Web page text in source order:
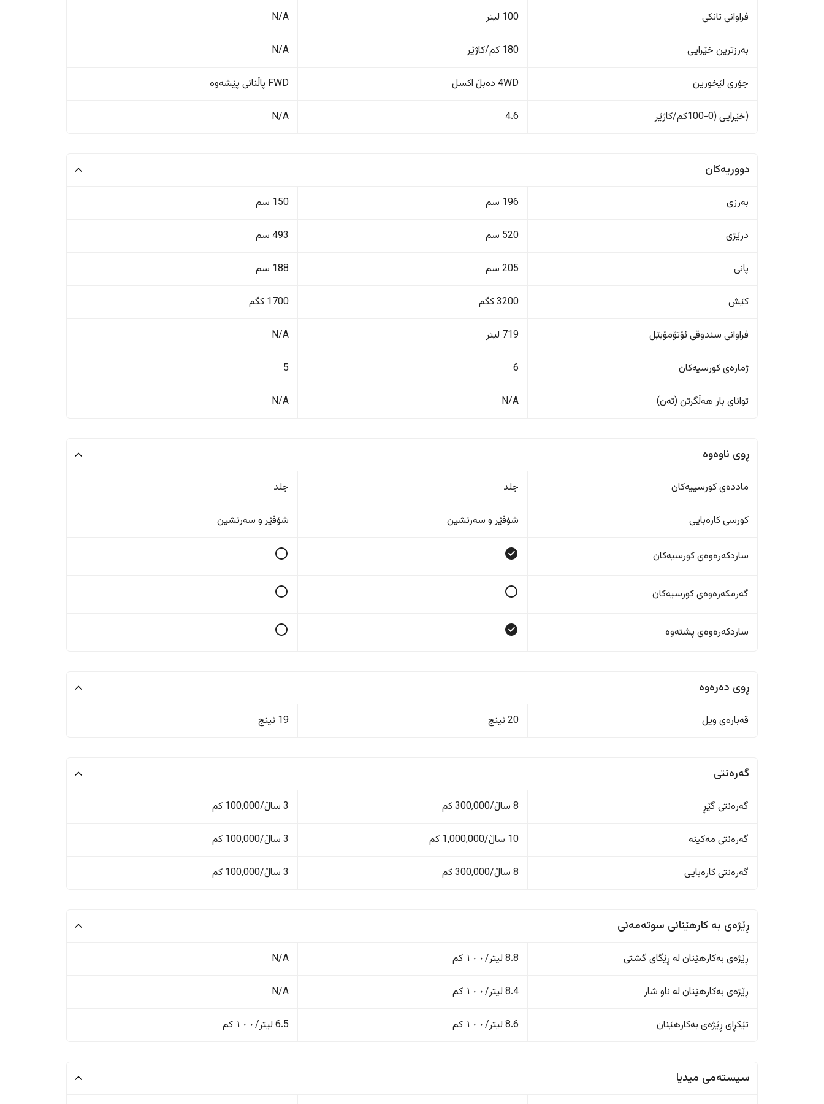
فراوانی تانکی 100 لیتر N/A
بەرزترین خێرایی 180 کم/کاژێر N/A
جۆری لێخورین 4WD دەبڵ اکسل FWD پاڵنانی پێشەوە
(خێرایی (0-100کم/کاژێر 4.6
N/A
دووریەکان
بەرزی 196 سم 150 سم
درێژی 520 سم 493 سم
پانی 205 سم 188 سم
کێش 3200 کگم 1700 کگم
فراوانی سندوقی ئۆتۆمۆبێل 719 لیتر N/A
ژمارەی کورسیەکان 6
5
تواناى بار هەڵگرتن (تەن) N/A
N/A
ڕوی ناوەوە
ماددەی کورسییەکان جلد جلد
کورسی کارەبایی شۆفێر و سەرنشین شۆفێر و سەرنشین
ساردکەرەوەی کورسیەکان
گەرمکەرەوەی کورسیەکان
ساردکەرەوەی پشتەوە
ڕوی دەرەوە
قەبارەی ویل 20 ئینج 19 ئینج
گەرەنتی
گەرەنتی گێڕ 8 ساڵ/300,000 کم 3 ساڵ/100,000 کم
گەرەنتی مەکینە 10 ساڵ/1,000,000 کم 3 ساڵ/100,000 کم
گەرەنتی کارەبایی 8 ساڵ/300,000 کم 3 ساڵ/100,000 کم
ڕێژەى به کارهێنانی سوتەمەنی
ڕێژەى بەکارهێنان له ڕێگای گشتی 8.8 لیتر/١٠٠ کم N/A
ڕێژەى بەکارهێنان له ناو شار 8.4 لیتر/١٠٠ کم N/A
تێکڕای ڕێژەى بەکارهێنان 8.6 لیتر/١٠٠ کم 6.5 لیتر/١٠٠ کم
سیستەمی میدیا